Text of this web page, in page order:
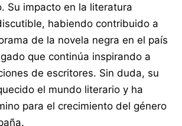
Su impacto en la literatura
habiendo contribuido a
de la novela negra en el país
que continúa inspirando a
de escritores. Sin duda, su
el mundo literario y ha
para el crecimiento del género